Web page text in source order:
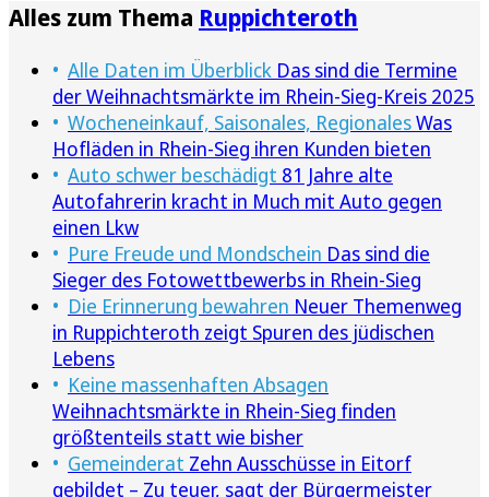
Alles zum Thema Ruppichteroth
Alle Daten im Überblick Das sind die Termine
der Weihnachtsmärkte im Rhein-Sieg-Kreis 2025
Wocheneinkauf, Saisonales, RegionalesWas
Hofläden in Rhein-Sieg ihren Kunden bieten
Auto schwer beschädigt 81 Jahre alte
Autofahrerin kracht in Much mit Auto gegen
einen Lkw
Pure Freude und Mondschein Das sind die
Sieger des Fotowettbewerbs in Rhein-Sieg
Die Erinnerung bewahren Neuer Themenweg
in Ruppichteroth zeigt Spuren des jüdischen
Lebens
Keine massenhaften Absagen
Weihnachtsmärkte in Rhein-Sieg finden
größtenteils statt wie bisher
Gemeinderat Zehn Ausschüsse in Eitorf
gebildet – Zu teuer, sagt der Bürgermeister